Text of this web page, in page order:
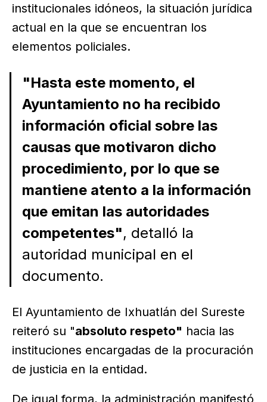
institucionales idóneos, la situación jurídica
actual en la que se encuentran los
elementos policiales.
"Hasta este momento, el
Ayuntamiento no ha recibido
información oficial sobre las
causas que motivaron dicho
procedimiento, por lo que se
mantiene atento a la información
que emitan las autoridades
competentes", detalló la
autoridad municipal en el
documento.
El Ayuntamiento de Ixhuatlán del Sureste
reiteró su "absoluto respeto" hacia las
instituciones encargadas de la procuración
de justicia en la entidad.